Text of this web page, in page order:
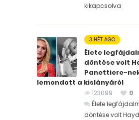
kikapcsolva
3 HÉT AGO
Élete
döntése volt
Panettiere-
lemondott a kislányáról
123099
0
Élete
döntése volt